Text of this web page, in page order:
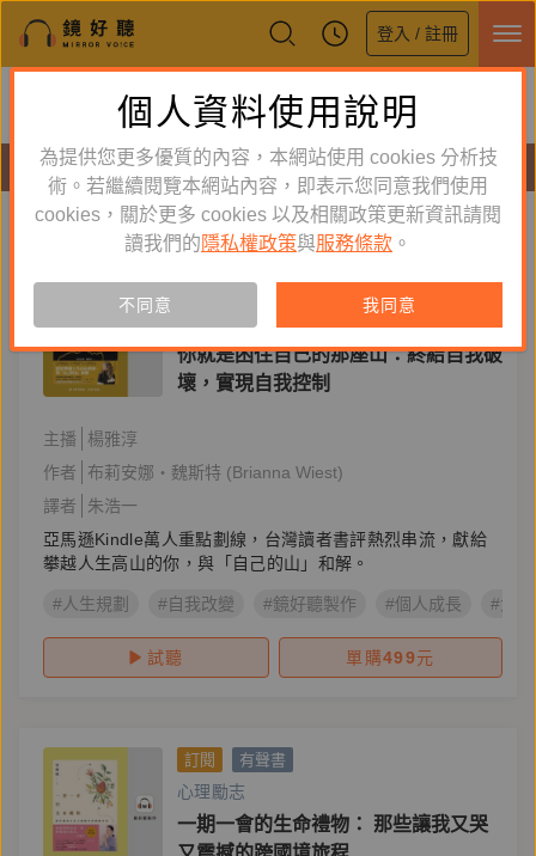
登入 / 註冊
鏡好聽全新APP上線
體驗全面升級，即刻下載
有聲書
大田出版 新到舊 舊到新
有聲書
你就是困住自己的那座山：終結自我破
壞，實現自我控制
主播
楊雅淳
作者
布莉安娜‧魏斯特 (Brianna Wiest)
譯者
朱浩一
亞馬遜Kindle萬人重點劃線，台灣讀者書評熱烈串流，獻給
攀越人生高山的你，與「自己的山」和解。
#人生規劃 #自我改變 #鏡好聽製作 #個人成長 #大
試聽 單購499元
訂閱 有聲書
心理勵志
一期一會的生命禮物： 那些讓我又哭
個人資料使用說明
為提供您更多優質的內容，本網站使用 cookies 分析技
術。若繼續閱覽本網站內容，即表示您同意我們使用
cookies，關於更多 cookies 以及相關政策更新資訊請閱
讀我們的 隱私權政策與服務條款 。
不同意 我同意